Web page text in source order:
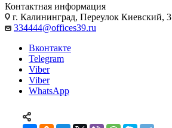
Контактная информация
г. Калининград, Переулок Киевский, 3
334444@offices39.ru
Вконтакте
Telegram
Viber
Viber
WhatsApp